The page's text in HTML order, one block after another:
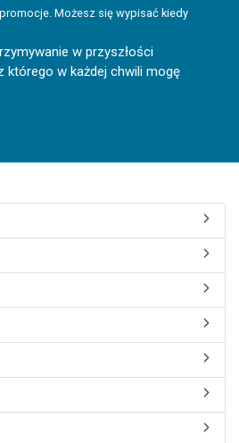
Możesz się wypisać kiedy
w przyszłości
którego w każdej chwili mogę